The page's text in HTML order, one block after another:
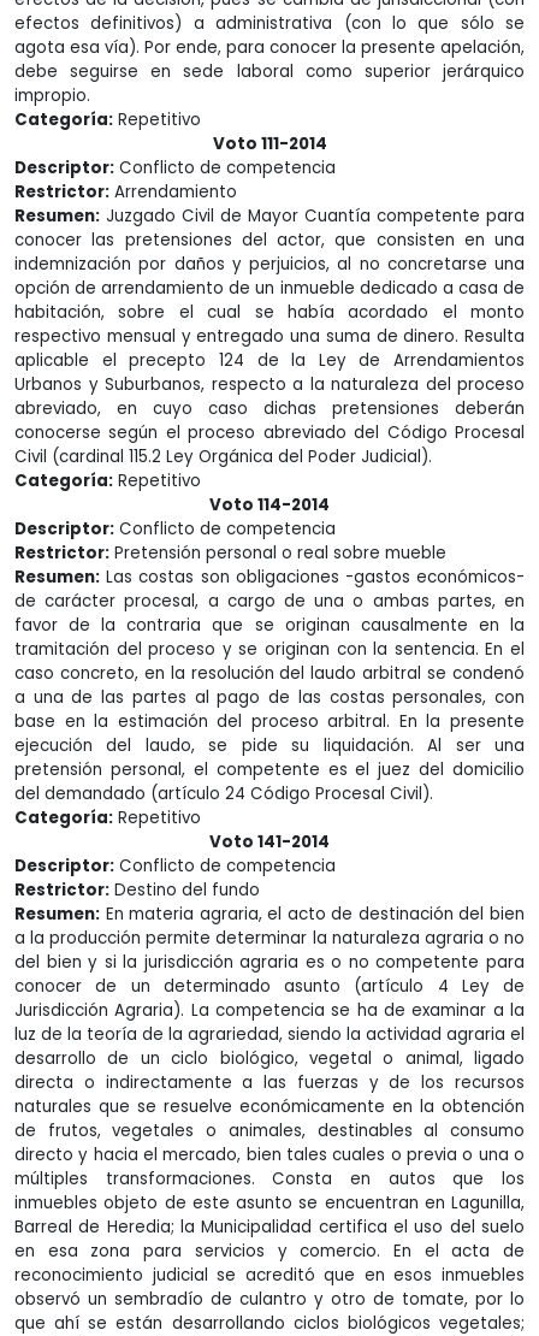
efectos definitivos) a administrativa (con lo que sólo se
agota esa vía). Por ende, para conocer la presente apelación,
debe seguirse en sede laboral como superior jerárquico
impropio.
Categoría: Repetitivo
Voto 111-2014
Descriptor: Conflicto de competencia
Restrictor: Arrendamiento
Resumen: Juzgado Civil de Mayor Cuantía competente para
conocer las pretensiones del actor, que consisten en una
indemnización por daños y perjuicios, al no concretarse una
opción de arrendamiento de un inmueble dedicado a casa de
habitación, sobre el cual se había acordado el monto
respectivo mensual y entregado una suma de dinero. Resulta
aplicable el precepto 124 de la Ley de Arrendamientos
Urbanos y Suburbanos, respecto a la naturaleza del proceso
abreviado, en cuyo caso dichas pretensiones deberán
conocerse según el proceso abreviado del Código Procesal
Civil (cardinal 115.2 Ley Orgánica del Poder Judicial).
Categoría: Repetitivo
Voto 114-2014
Descriptor: Conflicto de competencia
Restrictor: Pretensión personal o real sobre mueble
Resumen: Las costas son obligaciones -gastos económicos-
de carácter procesal, a cargo de una o ambas partes, en
favor de la contraria que se originan causalmente en la
tramitación del proceso y se originan con la sentencia. En el
caso concreto, en la resolución del laudo arbitral se condenó
a una de las partes al pago de las costas personales, con
base en la estimación del proceso arbitral. En la presente
ejecución del laudo, se pide su liquidación. Al ser una
pretensión personal, el competente es el juez del domicilio
del demandado (artículo 24 Código Procesal Civil).
Categoría: Repetitivo
Voto 141-2014
Descriptor: Conflicto de competencia
Restrictor: Destino del fundo
Resumen: En materia agraria, el acto de destinación del bien
a la producción permite determinar la naturaleza agraria o no
del bien y si la jurisdicción agraria es o no competente para
conocer de un determinado asunto (artículo 4 Ley de
Jurisdicción Agraria). La competencia se ha de examinar a la
luz de la teoría de la agrariedad, siendo la actividad agraria el
desarrollo de un ciclo biológico, vegetal o animal, ligado
directa o indirectamente a las fuerzas y de los recursos
naturales que se resuelve económicamente en la obtención
de frutos, vegetales o animales, destinables al consumo
directo y hacia el mercado, bien tales cuales o previa o una o
múltiples transformaciones. Consta en autos que los
inmuebles objeto de este asunto se encuentran en Lagunilla,
Barreal de Heredia; la Municipalidad certifica el uso del suelo
en esa zona para servicios y comercio. En el acta de
reconocimiento judicial se acreditó que en esos inmuebles
observó un sembradío de culantro y otro de tomate, por lo
que ahí se están desarrollando ciclos biológicos vegetales;